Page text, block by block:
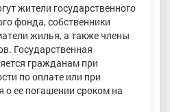
жители государственного
фонда, собственники
жилья, а также члены
Государственная
гражданам при
по оплате или при
о ее погашении сроком на